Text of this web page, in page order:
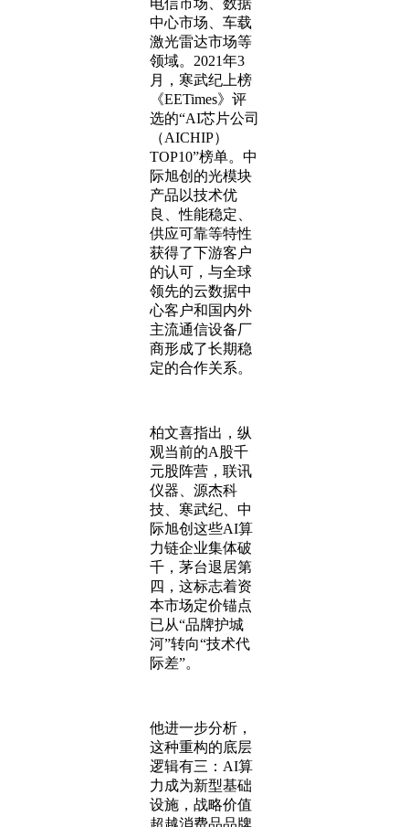
电信市场、数据
中心市场、车载
激光雷达市场等
领域。2021年3
月，寒武纪上榜
《EETimes》评
选的“AI芯片公司
（AICHIP）
TOP10”榜单。中
际旭创的光模块
产品以技术优
良、性能稳定、
供应可靠等特性
获得了下游客户
的认可，与全球
领先的云数据中
心客户和国内外
主流通信设备厂
商形成了长期稳
定的合作关系。
柏文喜指出，纵
观当前的A股千
元股阵营，联讯
仪器、源杰科
技、寒武纪、中
际旭创这些AI算
力链企业集体破
千，茅台退居第
四，这标志着资
本市场定价锚点
已从“品牌护城
河”转向“技术代
际差”。
他进一步分析，
这种重构的底层
逻辑有三：AI算
力成为新型基础
设施，战略价值